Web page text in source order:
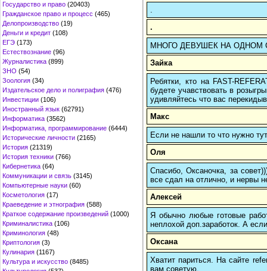
Государство и право (20403)
Гражданское право и процесс (465)
Делопроизводство (19)
Деньги и кредит (108)
ЕГЭ (173)
Естествознание (96)
Журналистика (899)
ЗНО (54)
Зоология (34)
Издательское дело и полиграфия (476)
Инвестиции (106)
Иностранный язык (62791)
Информатика (3562)
Информатика, программирование (6444)
Исторические личности (2165)
История (21319)
История техники (766)
Кибернетика (64)
Коммуникации и связь (3145)
Компьютерные науки (60)
Косметология (17)
Краеведение и этнография (588)
Краткое содержание произведений (1000)
Криминалистика (106)
Криминология (48)
Криптология (3)
Кулинария (1167)
Культура и искусство (8485)
.
МНОГО ДЕВУШЕК НА ОДНОМ
Зайка
Ребятки, кто на FAST-
будете учавствовать в
удивляйтесь что вас
Макс
Если не нашли то что нужно
Оля
Спасибо, Оксаночка, за
все сдал на отлично, и нервы
Алексей
Я обычно любые готовые
неплохой доп.заработок. А
Оксана
Хватит париться. На сайте
вам советую.